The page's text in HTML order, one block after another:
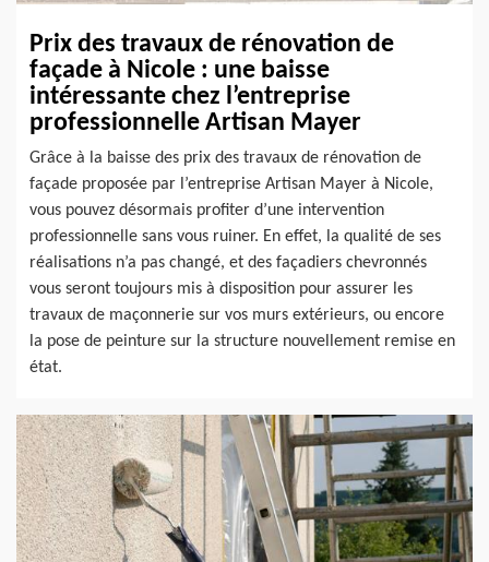
Prix des travaux de rénovation de
façade à Nicole : une baisse
intéressante chez l’entreprise
professionnelle Artisan Mayer
Grâce à la baisse des prix des travaux de rénovation de
façade proposée par l’entreprise Artisan Mayer à Nicole,
vous pouvez désormais profiter d’une intervention
professionnelle sans vous ruiner. En effet, la qualité de ses
réalisations n’a pas changé, et des façadiers chevronnés
vous seront toujours mis à disposition pour assurer les
travaux de maçonnerie sur vos murs extérieurs, ou encore
la pose de peinture sur la structure nouvellement remise en
état.